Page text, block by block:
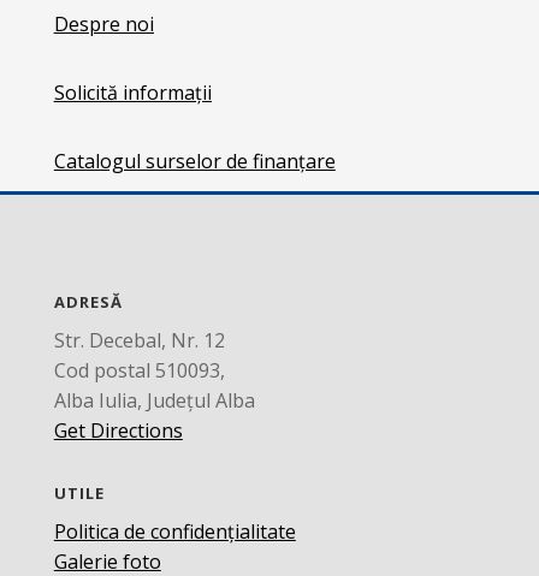
Despre noi
Solicită informații
Catalogul surselor de finanțare
ADRESĂ
Str. Decebal, Nr. 12
Cod postal 510093,
Alba Iulia, Județul Alba
Get Directions
UTILE
Politica de confidențialitate
Galerie foto